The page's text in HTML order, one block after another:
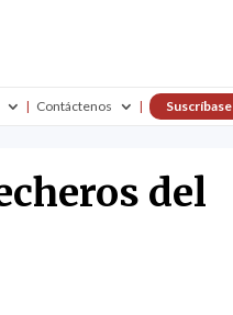
Contáctenos Suscríbase
del